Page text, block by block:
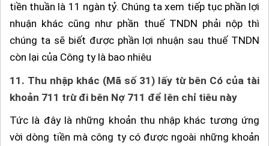
tiền thuần là 11 ngàn tỷ. Chúng ta xem tiếp tục phần lợi
nhuận khác cũng như phần thuế TNDN phải nộp thì
chúng ta sẽ biết được phần lợi nhuận sau thuế TNDN
còn lại của Công ty là bao nhiêu
11. Thu nhập khác (Mã số 31) lấy từ bên Có của tài
khoản 711 trừ đi bên Nợ 711 để lên chỉ tiêu này
Tức là đây là những khoản thu nhập khác tương ứng
vời dòng tiền mà công ty có được ngoài những khoản